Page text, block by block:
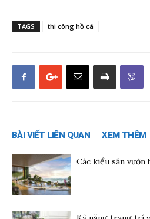
TAGS thi công hồ cá
BÀI VIẾT LIÊN QUAN XEM THÊM
Các kiểu sân